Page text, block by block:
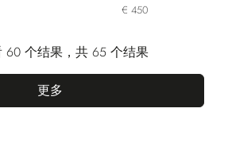
€ 450
60 个结果，共 65 个结果
更多